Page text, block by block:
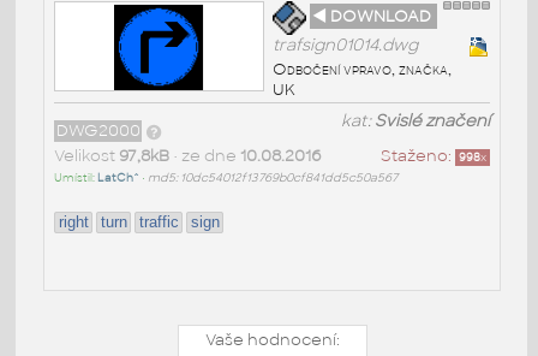
◄ DOWNLOAD
trafsign01014.dwg
Odbočení vpravo, značka,
UK
kat:Svislé značení
DWG2000
Staženo: 998x
Velikost 97,8kB• ze dne 10.08.2016
Umístil: LatCh^ • md5: 10dc54012f13769b0cf841dd5c50a567
right turn traffic sign
Vaše hodnocení: